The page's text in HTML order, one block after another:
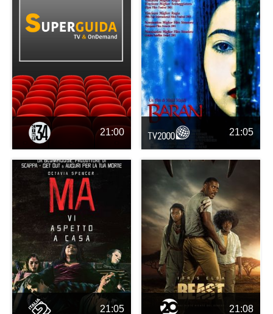
21:00 21:05
21:05 21:08